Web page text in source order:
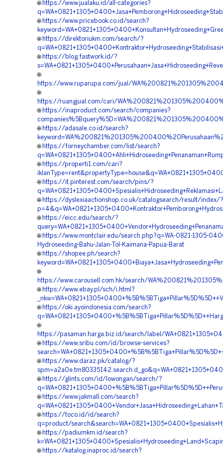
🌐 https://www.jualaku.id/all-categories?
🌐 https://www.pricebook.co.id/search?
🌐 https://direktoriukm.com/search/?
🌐 https://blog.fastwork.id/?
🌐
https://www.ruparupa.com/jual/
🌐
https://ruangjual.com/cari/
🌐 https://inaproduct.com/search/companies?
🌐 https://adasale.co.id/search?
🌐 https://forneychamber.com/list/search?
🌐 https://properti1.com/cari?
🌐 https://it.pinterest.com/search/pins/?
🌐 https://dyslexiaactionshop.co.uk/catalogsearch/result/index/?
🌐 https://eicc.edu/search/?
🌐 https://www.montclair.edu/search.php?q=WA-0821-1305-
Hydroseeding-Bahu-Jalan-Tol-Kaimana-Papua-Barat
🌐 https://shopee.ph/search?
🌐
https://www.carousell.com.hk/search/
🌐 https://www.ebay.pl/sch/i.html?
🌐 https://oki.ayoindonesia.com/search?
🌐
https://pasaman.harga.biz.id/search/label/
🌐 https://www.sribu.com/id/browse-services?
🌐 https://www.daraz.pk/catalog/?
🌐 https://glints.com/id/lowongan/search/?
🌐 https://www.jakmall.com/search?
🌐 https://toco.id/id/search?
q=product/
🌐 https://padiumkm.id/search?
🌐 https://katalog.inaproc.id/search?